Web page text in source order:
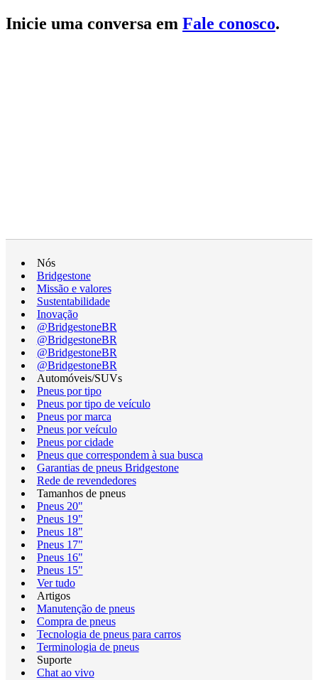
Inicie uma conversa em Fale conosco.
Nós
Bridgestone
Missão e valores
Sustentabilidade
Inovação
@BridgestoneBR
@BridgestoneBR
@BridgestoneBR
@BridgestoneBR
Automóveis/SUVs
Pneus por tipo
Pneus por tipo de veículo
Pneus por marca
Pneus por veículo
Pneus por cidade
Pneus que correspondem à sua busca
Garantias de pneus Bridgestone
Rede de revendedores
Tamanhos de pneus
Pneus 20"
Pneus 19"
Pneus 18"
Pneus 17"
Pneus 16"
Pneus 15"
Ver tudo
Artigos
Manutenção de pneus
Compra de pneus
Tecnologia de pneus para carros
Terminologia de pneus
Suporte
Chat ao vivo